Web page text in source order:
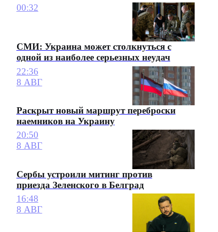
00:32
СМИ: Украина может столкнуться с
одной из наиболее серьезных неудач
22:36
8 АВГ
Раскрыт новый маршрут переброски
наемников на Украину
20:50
8 АВГ
Сербы устроили митинг против
приезда Зеленского в Белград
16:48
8 АВГ